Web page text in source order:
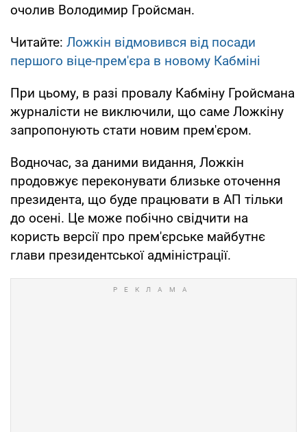
очолив Володимир Гройсман.
Читайте: Ложкін відмовився від посади
першого віце-прем'єра в новому Кабміні
При цьому, в разі провалу Кабміну Гройсмана
журналісти не виключили, що саме Ложкіну
запропонують стати новим прем'єром.
Водночас, за даними видання, Ложкін
продовжує переконувати близьке оточення
президента, що буде працювати в АП тільки
до осені. Це може побічно свідчити на
користь версії про прем'єрське майбутнє
глави президентської адміністрації.